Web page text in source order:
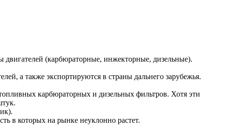
(карбюраторные, инжекторные, дизельные).
а также экспортируются в страны дальнего зарубежья.
карбюраторных и дизельных фильтров. Хотя эти
в которых на рынке неуклонно растет.